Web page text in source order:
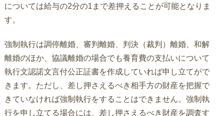
については給与の2分の1まで差押えることが可能となりま
す。
強制執行は調停離婚、審判離婚、判決（裁判）離婚、和解
離婚のほか、協議離婚の場合でも養育費の支払いについて
執行文認諾文言付公正証書を作成していれば申し立てがで
きます。ただし、差し押さえるべき相手方の財産を把握で
きていなければ強制執行をすることはできません。強制執
行を申し立てる場合には、差し押さえるべき財産を調査す